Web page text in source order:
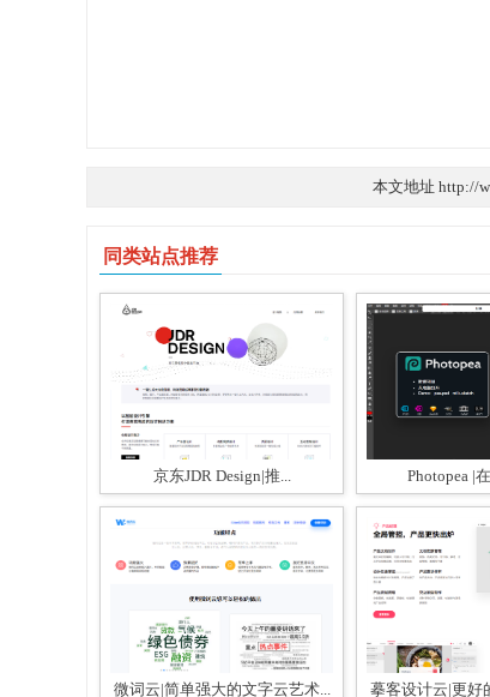
本文地址 http://
同类站点推荐
京东JDR Design|推... Photopea |
微词云|简单强大的文字云艺术... 摹客设计云|更好